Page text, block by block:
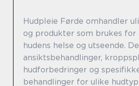
Hudpleie Førde omhandler
og produkter som brukes for
hudens helse og utseende.
ansiktsbehandlinger,
hudforbedringer og
behandlinger for ulike